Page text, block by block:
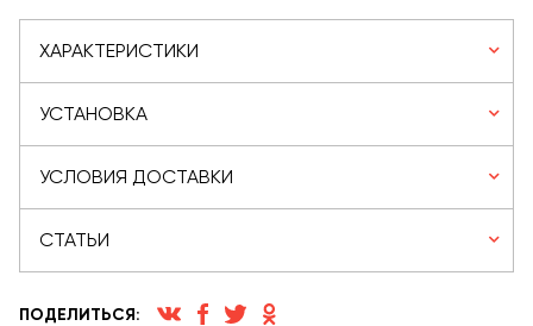
ХАРАКТЕРИСТИКИ
УСТАНОВКА
УСЛОВИЯ ДОСТАВКИ
СТАТЬИ
ПОДЕЛИТЬСЯ: